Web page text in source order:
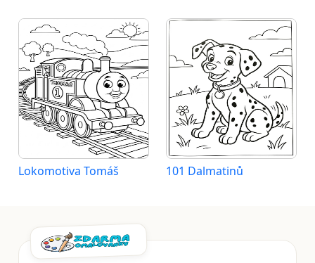
Lokomotiva Tomáš 101 Dalmatinů